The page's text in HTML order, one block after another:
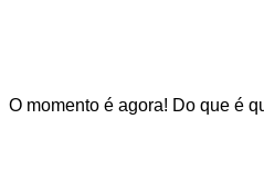
O momento é agora! Do que é